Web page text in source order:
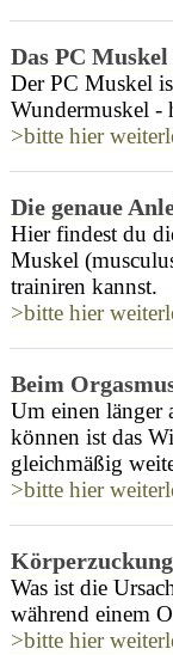
Das PC
Der PC Muskel
Wundermuskel -
>bitte hier
Die genaue
Hier findest du
Muskel
trainiren kannst.
>bitte hier
Beim
Um einen länger
können ist das
gleichmäßig
>bitte hier
Was ist die
während einem
>bitte hier